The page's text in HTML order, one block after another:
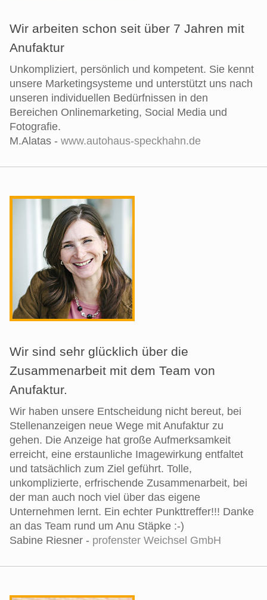
Wir arbeiten schon seit über 7 Jahren mit
Anufaktur
Unkompliziert, persönlich und kompetent. Sie kennt
unsere Marketingsysteme und unterstützt uns nach
unseren individuellen Bedürfnissen in den
Bereichen Onlinemarketing, Social Media und
Fotografie.
M.Alatas - www.autohaus-speckhahn.de
Wir sind sehr glücklich über die
Zusammenarbeit mit dem Team von
Anufaktur.
Wir haben unsere Entscheidung nicht bereut, bei
Stellenanzeigen neue Wege mit Anufaktur zu
gehen. Die Anzeige hat große Aufmerksamkeit
erreicht, eine erstaunliche Imagewirkung entfaltet
und tatsächlich zum Ziel geführt. Tolle,
unkomplizierte, erfrischende Zusammenarbeit, bei
der man auch noch viel über das eigene
Unternehmen lernt. Ein echter Punkttreffer!!! Danke
an das Team rund um Anu Stäpke :-)
Sabine Riesner - profenster Weichsel GmbH